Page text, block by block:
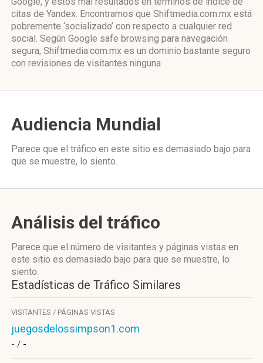
citas de Yandex. Encontramos que Shiftmedia.com.mx está
pobremente ‘socializado’ con respecto a cualquier red
social. Según Google safe browsing para navegación
segura, Shiftmedia.com.mx es un dominio bastante seguro
con revisiones de visitantes ninguna.
Audiencia Mundial
Parece que el tráfico en este sitio es demasiado bajo para
que se muestre, lo siento.
Análisis del tráfico
Parece que el número de visitantes y páginas vistas en
este sitio es demasiado bajo para que se muestre, lo
siento.
Estadísticas de Tráfico Similares
VISITANTES / PÁGINAS VISTAS
juegosdelossimpson1.com
- / -